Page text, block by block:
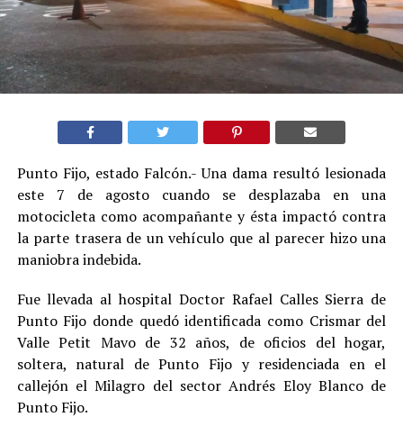
Punto Fijo, estado Falcón.- Una dama resultó lesionada
este 7 de agosto cuando se desplazaba en una
motocicleta como acompañante y ésta impactó contra
la parte trasera de un vehículo que al parecer hizo una
maniobra indebida.
Fue llevada al hospital Doctor Rafael Calles Sierra de
Punto Fijo donde quedó identificada como Crismar del
Valle Petit Mavo de 32 años, de oficios del hogar,
soltera, natural de Punto Fijo y residenciada en el
callejón el Milagro del sector Andrés Eloy Blanco de
Punto Fijo.